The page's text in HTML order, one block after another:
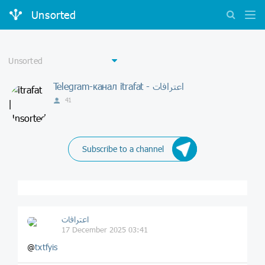
Unsorted
Telegram-канал itrafat - اعترافات
41
Subscribe to a channel
اعترافات
17 December 2025 03:41
@txtfyis